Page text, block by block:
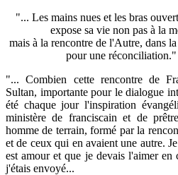
"... Les mains nues et les bras
expose sa vie non pas à la
mais à la rencontre de l'Autre, dans
pour une réconciliation."
"... Combien cette rencontre de
Sultan, importante pour le dialogue
été chaque jour l'inspiration
ministère de franciscain et de
homme de terrain, formé par la
et de ceux qui en avaient une autre.
est amour et que je devais l'aimer en
j'étais envoyé...